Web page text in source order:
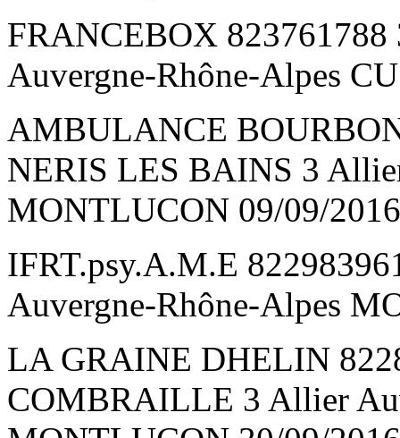
FRANCEBOX
Auvergne-Rhône-Alpes
AMBULANCE
NERIS LES BAINS 3
MONTLUCON 09/09/2016
IFRT.psy.A.M.E
Auvergne-Rhône-Alpes
LA GRAINE DHELIN
COMBRAILLE 3 Allier